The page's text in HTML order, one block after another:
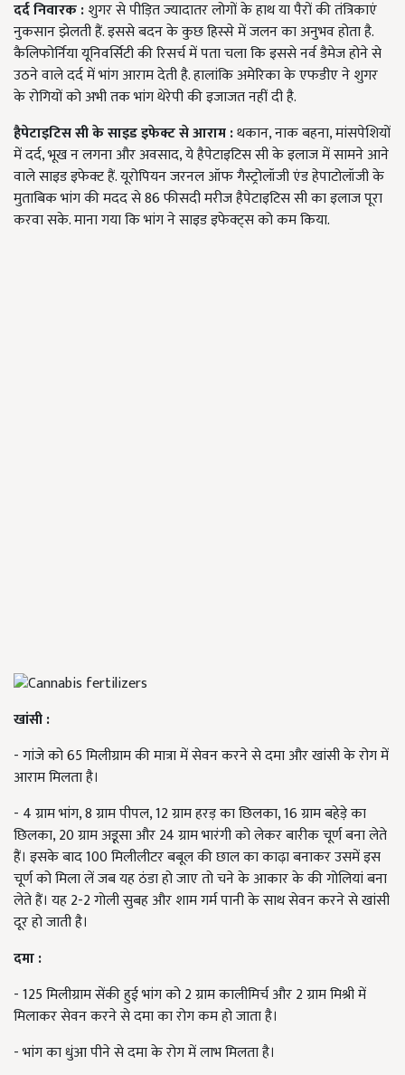
दर्द निवारक:शुगर से पीड़ित ज्यादातर लोगों के हाथ या पैरों की तंत्रिकाएं
नुकसान झेलती हैं. इससे बदन के कुछ हिस्से में जलन का अनुभव होता है.
कैलिफोर्निया यूनिवर्सिटी की रिसर्च में पता चला कि इससे नर्व डैमेज होने से
उठने वाले दर्द में भांग आराम देती है. हालांकि अमेरिका के एफडीए ने शुगर
के रोगियों को अभी तक भांग थेरेपी की इजाजत नहीं दी है.
हैपेटाइटिस सी के साइड इफेक्ट से आराम:थकान, नाक बहना, मांसपेशियों
में दर्द, भूख न लगना और अवसाद, ये हैपेटाइटिस सी के इलाज में सामने आने
वाले साइड इफेक्ट हैं. यूरोपियन जरनल ऑफ गैस्ट्रोलॉजी एंड हेपाटोलॉजी के
मुताबिक भांग की मदद से 86 फीसदी मरीज हैपेटाइटिस सी का इलाज पूरा
करवा सके. माना गया कि भांग ने साइड इफेक्ट्स को कम किया.
खांसी:
- गांजे को 65 मिलीग्राम की मात्रा में सेवन करने से दमा और खांसी के रोग में
आराम मिलता है।
- 4 ग्राम भांग, 8 ग्राम पीपल, 12 ग्राम हरड़ का छिलका, 16 ग्राम बहेड़े का
छिलका, 20 ग्राम अडू़सा और 24 ग्राम भारंगी को लेकर बारीक चूर्ण बना लेते
हैं। इसके बाद 100 मिलीलीटर बबूल की छाल का काढ़ा बनाकर उसमें इस
चूर्ण को मिला लें जब यह ठंडा हो जाए तो चने के आकार के की गोलियां बना
लेते हैं। यह 2-2 गोली सुबह और शाम गर्म पानी के साथ सेवन करने से खांसी
दूर हो जाती है।
दमा:
- 125 मिलीग्राम सेंकी हुई भांग को 2 ग्राम कालीमिर्च और 2 ग्राम मिश्री में
मिलाकर सेवन करने से दमा का रोग कम हो जाता है।
- भांग का धुंआ पीने से दमा के रोग में लाभ मिलता है।